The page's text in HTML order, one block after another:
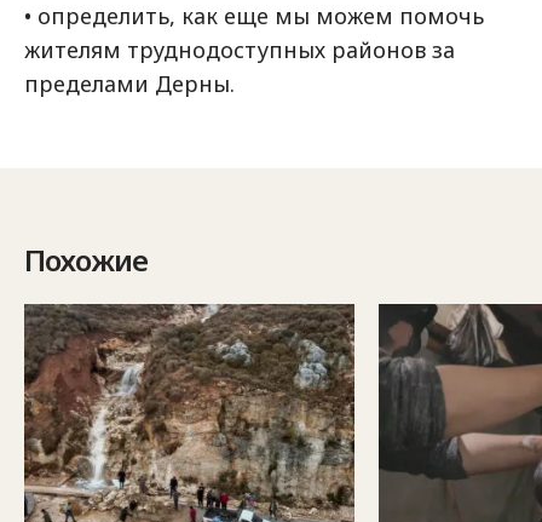
• определить, как еще мы можем помочь
жителям труднодоступных районов за
пределами Дерны.
Похожие